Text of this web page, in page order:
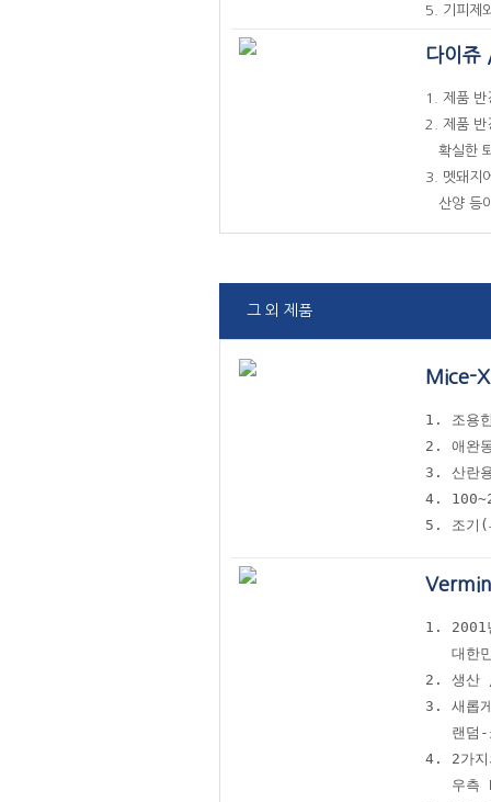
5. 기피제
다이쥬
1. 제품 반
2. 제품 반
확실한
3. 멧돼지
산양 등
그 외 제품
Mice-
1. 조용
2. 애완
3. 산란
4.
5. 조기(
1. 2001
대한
2. 생산 /
3. 새롭
랜덤-
4. 2가
우측